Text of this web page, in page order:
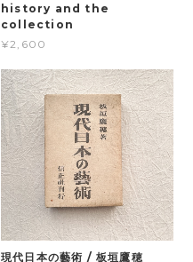
history and the
collection
¥2,600
現代日本の藝術 / 板垣鷹穂